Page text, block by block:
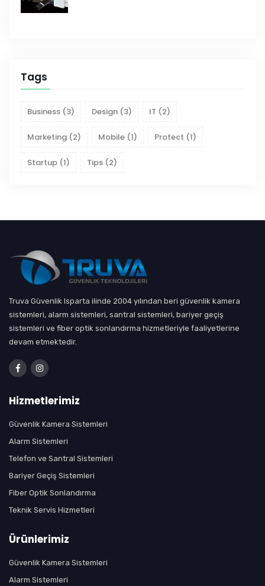
Tags
Business (3) Design (3) IT (2)
Marketing (2) Mobile (1) Protect (1)
Startup (1) Tips (2)
Truva Güvenlik Isparta ilinde 2004 yılından beri güvenlik kamera
sistemleri, alarm sistemleri, santral sistemleri, bariyer geçiş
sistemleri ve fiber optik sonlandırma hizmetleriyle faaliyetlerine
devam etmektedir.
Hizmetlerimiz
Güvenlik Kamera Sistemleri
Alarm Sistemleri
Telefon ve Santral Sistemleri
Bariyer Geçiş Sistemleri
Fiber Optik Sonlandırma
Teknik Servis Hizmetleri
Ürünlerimiz
Güvenlik Kamera Sistemleri
Alarm Sistemleri